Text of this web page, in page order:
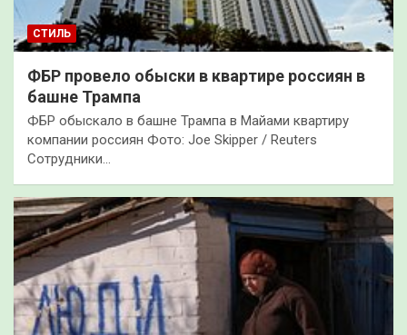
СТИЛЬ
ФБР провело обыски в квартире россиян в
башне Трампа
ФБР обыскало в башне Трампа в Майами квартиру
компании россиян Фото: Joe Skipper / Reuters
Сотрудники…